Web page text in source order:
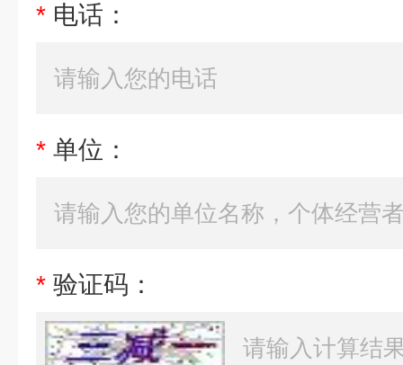
* 电话：
* 单位：
* 验证码：